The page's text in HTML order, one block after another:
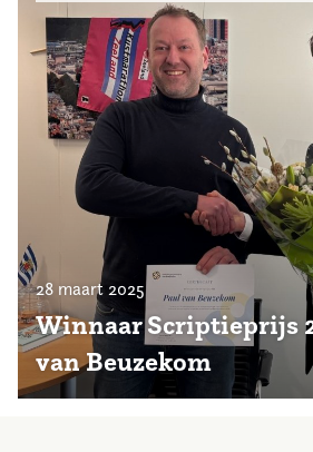
28 maart 2025
Winnaar Scriptieprijs
van Beuzekom